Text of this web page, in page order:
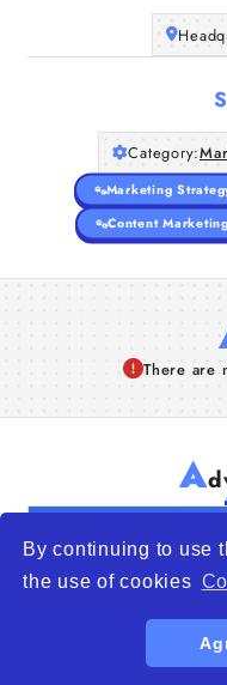
By continuing to use
the use of cookies
Category:
Marketing
Content Marketing
There are
A
WTO –
platform open to all